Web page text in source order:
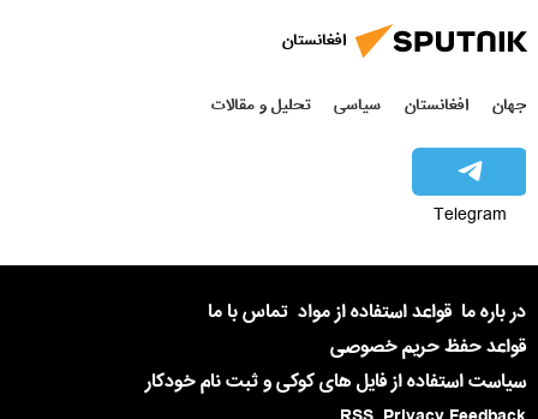
افغانستان
جهان افغانستان سیاسی تحلیل و مقالات
Telegram
در باره ما قواعد استفاده از مواد تماس با ما
قواعد حفظ حریم خصوصی
سیاست استفاده از فایل های کوکی و ثبت نام خودکار